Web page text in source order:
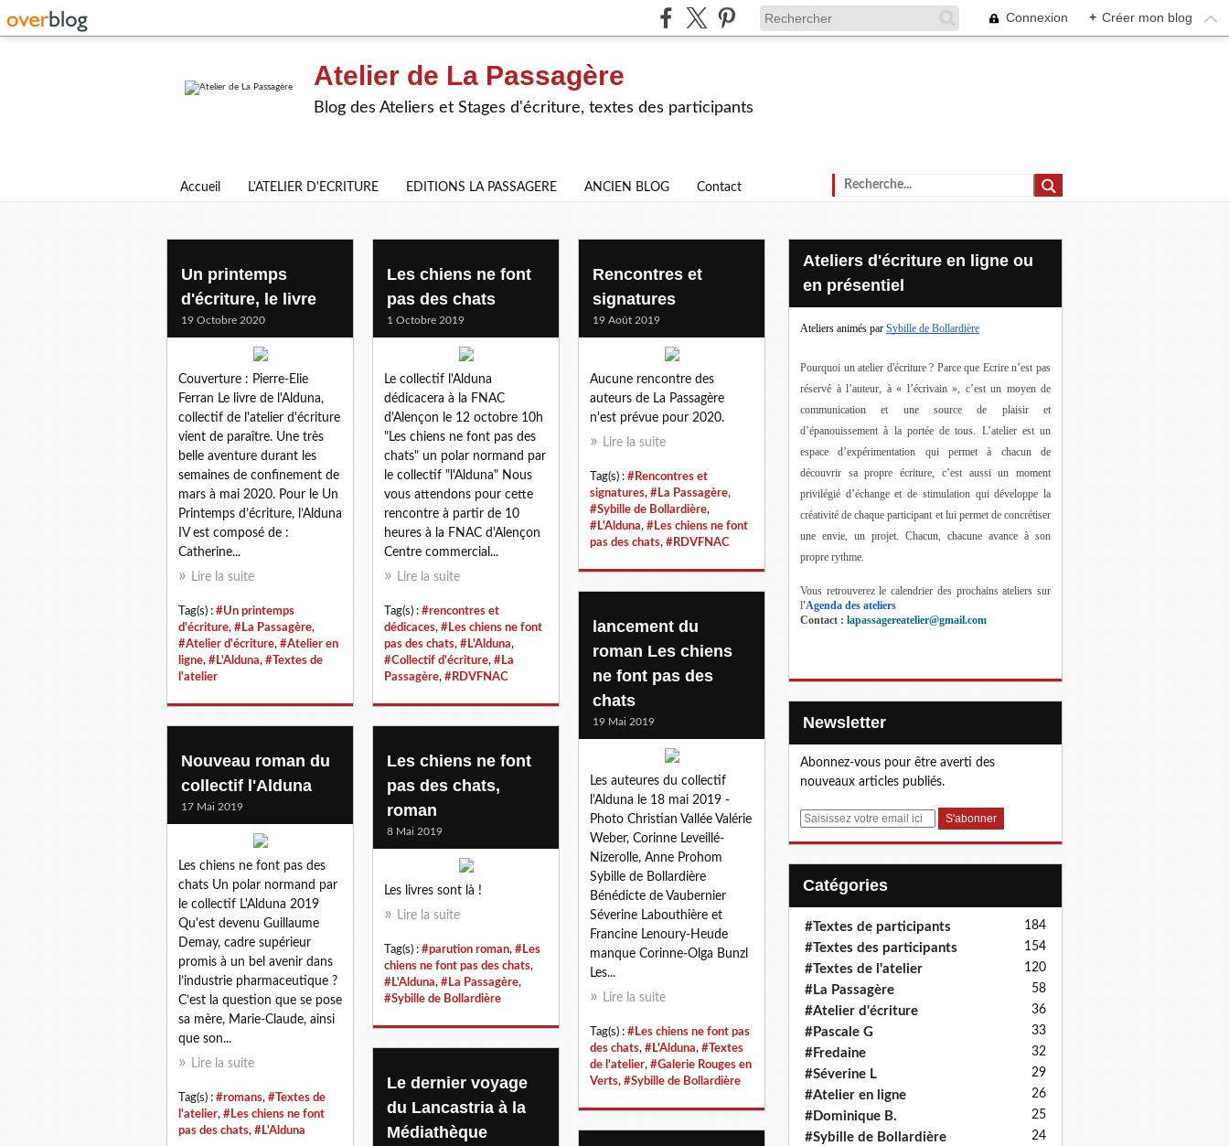
Connexion + Créer mon blog
Atelier de La Passagère
Blog des Ateliers et Stages d'écriture, textes des participants
Accueil L'ATELIER D'ECRITURE EDITIONS LA PASSAGERE ANCIEN BLOG Contact
l'alduna
Un printemps
d'écriture, le livre
19 Octobre 2020
Couverture : Pierre-Elie
Ferran Le livre de l'Alduna,
collectif de l'atelier d'écriture
vient de paraître. Une très
belle aventure durant les
semaines de confinement de
mars à mai 2020. Pour le Un
Printemps d’écriture, l’Alduna
IV est composé de :
Catherine...
Lire la suite
Tag(s) : #Un printemps
d'écriture, #La Passagère,
#Atelier d'écriture, #Atelier en
ligne, #L'Alduna, #Textes de
l'atelier
Les chiens ne font
pas des chats
1 Octobre 2019
Le collectif l'Alduna
dédicacera à la FNAC
d'Alençon le 12 octobre 10h
"Les chiens ne font pas des
chats" un polar normand par
le collectif "l'Alduna" Nous
vous attendons pour cette
rencontre à partir de 10
heures à la FNAC d'Alençon
Centre commercial...
Lire la suite
Tag(s) : #rencontres et
dédicaces, #Les chiens ne font
pas des chats, #L'Alduna,
#Collectif d'écriture, #La
Passagère, #RDVFNAC
Rencontres et
signatures
19 Août 2019
Aucune rencontre des
auteurs de La Passagère
n'est prévue pour 2020.
Lire la suite
Tag(s) : #Rencontres et
signatures, #La Passagère,
#Sybille de Bollardière,
#L'Alduna, #Les chiens ne font
pas des chats, #RDVFNAC
lancement du
roman Les chiens
ne font pas des
chats
19 Mai 2019
Les auteures du collectif
l'Alduna le 18 mai 2019 -
Photo Christian Vallée Valérie
Weber, Corinne Leveillé-
Nizerolle, Anne Prohom
Sybille de Bollardière
Bénédicte de Vaubernier
Séverine Labouthière et
Francine Lenoury-Heude
manque Corinne-Olga Bunzl
Les...
Lire la suite
Tag(s) : #Les chiens ne font pas
des chats, #L'Alduna, #Textes
de l'atelier, #Galerie Rouges en
Verts, #Sybille de Bollardière
Nouveau roman du
collectif l'Alduna
17 Mai 2019
Les chiens ne font pas des
chats Un polar normand par
le collectif L'Alduna 2019
Qu'est devenu Guillaume
Demay, cadre supérieur
promis à un bel avenir dans
l’industrie pharmaceutique ?
C’est la question que se pose
sa mère, Marie-Claude, ainsi
que son...
Lire la suite
Tag(s) : #romans, #Textes de
l'atelier, #Les chiens ne font
pas des chats, #L'Alduna
Les chiens ne font
pas des chats,
roman
8 Mai 2019
Les livres sont là !
Lire la suite
Tag(s) : #parution roman, #Les
chiens ne font pas des chats,
#L'Alduna, #La Passagère,
#Sybille de Bollardière
Le dernier voyage
du Lancastria à la
Médiathèque
Ateliers d'écriture en ligne ou
en présentiel
Ateliers animés par Sybille de Bollardière
Pourquoi un atelier d'écriture ? Parce que Ecrire n’est pas
réservé à l’auteur, à « l’écrivain », c’est un moyen de
communication et une source de plaisir et
d’épanouissement à la portée de tous. L’atelier est un
espace d’expérimentation qui permet à chacun de
découvrir sa propre écriture, c’est aussi un moment
privilégié d’échange et de stimulation qui développe la
créativité de chaque participant et lui permet de concrétiser
une envie, un projet. Chacun, chacune avance à son
propre rythme.
Vous retrouverez le calendrier des prochains ateliers sur
l'Agenda des ateliers
Contact : lapassagereatelier@gmail.com
Newsletter
Abonnez-vous pour être averti des
nouveaux articles publiés.
E
Catégories
#Textes de participants 184
#Textes des participants 154
#Textes de l'atelier 120
#La Passagère 58
#Atelier d'écriture 36
#Pascale G 33
#Fredaine 32
#Séverine L 29
#Atelier en ligne 26
#Dominique B. 25
#Sybille de Bollardière 24